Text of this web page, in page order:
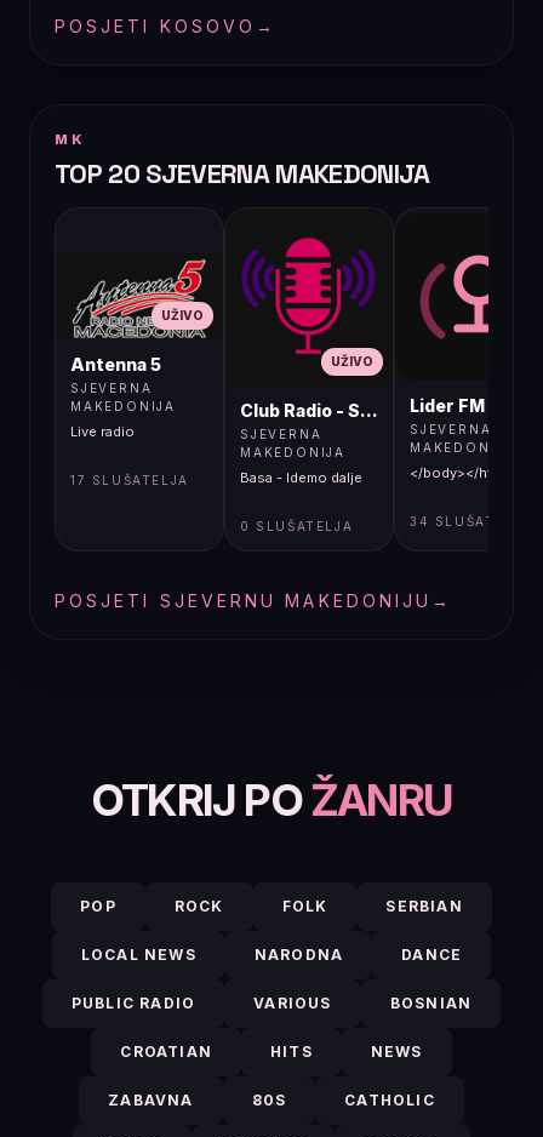
POSJETI KOSOVO →
MK
TOP 20 SJEVERNA MAKEDONIJA
UŽIVO
Antenna 5
SJEVERNA
MAKEDONIJA
Live radio
17 SLUŠATELJA
UŽIVO
Club Radio - Skopje, Mcedonia
SJEVERNA
MAKEDONIJA
Basa - Idemo dalje
0 SLUŠATELJA
Lider FM 107,4
SJEVERNA
MAKEDONIJA
</body></html>
34 SLUŠATELJA
POSJETI SJEVERNU MAKEDONIJU →
OTKRIJ POŽANRU
POP ROCK FOLK SERBIAN
LOCAL NEWS NARODNA DANCE
PUBLIC RADIO VARIOUS BOSNIAN
CROATIAN HITS NEWS
ZABAVNA 80S CATHOLIC